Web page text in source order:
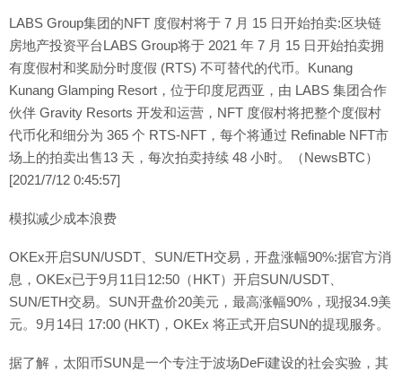
LABS Group集团的NFT 度假村将于 7 月 15 日开始拍卖:区块链
房地产投资平台LABS Group将于 2021 年 7 月 15 日开始拍卖拥
有度假村和奖励分时度假 (RTS) 不可替代的代币。Kunang
Kunang Glamping Resort，位于印度尼西亚，由 LABS 集团合作
伙伴 Gravity Resorts 开发和运营，NFT 度假村将把整个度假村
代币化和细分为 365 个 RTS-NFT，每个将通过 Refinable NFT市
场上的拍卖出售13 天，每次拍卖持续 48 小时。（NewsBTC）
[2021/7/12 0:45:57]
模拟减少成本浪费
OKEx开启SUN/USDT、SUN/ETH交易，开盘涨幅90%:据官方消
息，OKEx已于9月11日12:50（HKT）开启SUN/USDT、
SUN/ETH交易。SUN开盘价20美元，最高涨幅90%，现报34.9美
元。9月14日 17:00 (HKT)，OKEx 将正式开启SUN的提现服务。
据了解，太阳币SUN是一个专注于波场DeFi建设的社会实验，其